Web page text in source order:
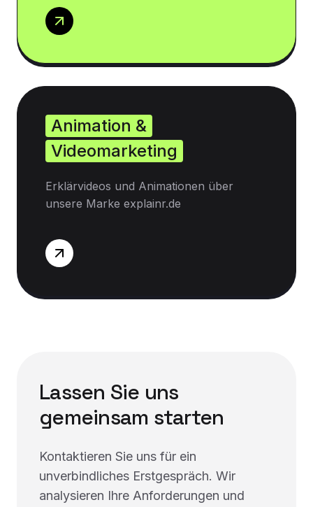
Animation &
Videomarketing
Erklärvideos und Animationen über
unsere Marke explainr.de
Lassen Sie uns
gemeinsam starten
Kontaktieren Sie uns für ein
unverbindliches Erstgespräch. Wir
analysieren Ihre Anforderungen und